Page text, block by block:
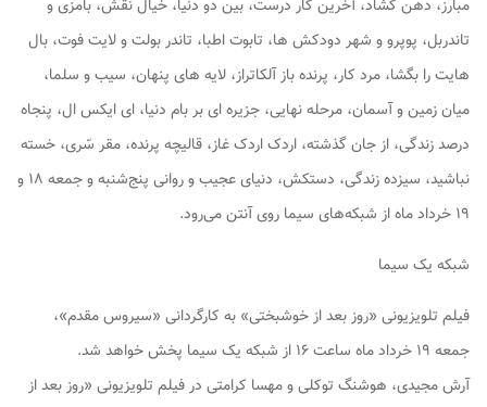
مبارز، دهن گشاد، آخرین کار درست، بین دو دنیا، خیال نقش، بامزی و
تاندربل، پوپرو و شهر دودکش ها، تابوت اطبا، تاندر بولت و لایت فوت، بال
هایت را بگشا، مرد کار، پرنده باز آلکاتراز، لایه های پنهان، سیب و سلما،
میان زمین و آسمان، مرحله نهایی، جزیره ای بر بام دنیا، ای ایکس ال، پنجاه
درصد زندگی، از جان گذشته، اردک اردک غاز، قالیچه پرنده، مقر سّری، خسته
نباشید، سیزده زندگی، دستکش، دنیای عجیب و روانی پنج‌شنبه و جمعه ۱۸ و
۱۹ خرداد ماه از شبکه‌های سیما روی آنتن می‌رود.
شبکه یک سیما
فیلم تلویزیونی «روز بعد از خوشبختی» به کارگردانی «سیروس مقدم»،
جمعه ۱۹ خرداد ماه ساعت ۱۶ از شبکه یک سیما پخش خواهد شد.
آرش مجیدی، هوشنگ توکلی و مهسا کرامتی در فیلم تلویزیونی «روز بعد از